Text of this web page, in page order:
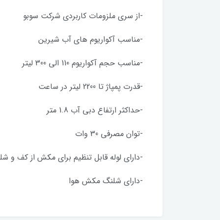
-از سری ملزومات کاربردی شرکت سوبو
-مناسب آکواریوم های آب شیرین
-مناسب حجم آکواریوم 110 الی 300 لیتر
-قدرت پمپاژ تا 2200 لیتر در ساعت
-حداکثر ارتفاع دبی آب 1.8 متر
-توان مصرفی 30 وات
-دارای لوله قابل تنظیم برای مکش از کف و
-دارای شلنگ مکش هوا